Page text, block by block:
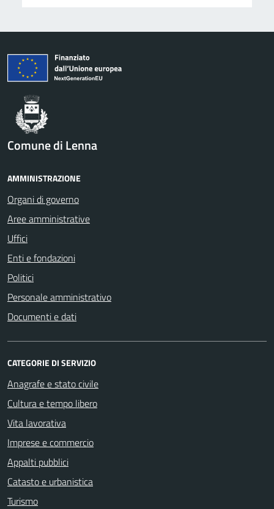
Comune di Lenna
AMMINISTRAZIONE
Organi di governo
Aree amministrative
Uffici
Enti e fondazioni
Politici
Personale amministrativo
Documenti e dati
CATEGORIE DI SERVIZIO
Anagrafe e stato civile
Cultura e tempo libero
Vita lavorativa
Imprese e commercio
Appalti pubblici
Catasto e urbanistica
Turismo